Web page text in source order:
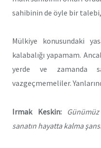
sahibinin de öyle bir talebi,
Mülkiye konusundaki
kalabalığı yapamam.
yerde ve zamanda
vazgeçmemeliler.
Irmak Keskin:
sanatın hayatta kalma